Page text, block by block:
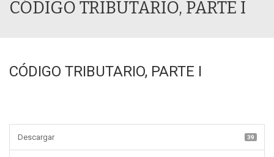
CÓDIGO TRIBUTARIO, PARTE I
CÓDIGO TRIBUTARIO, PARTE I
Descargar 39